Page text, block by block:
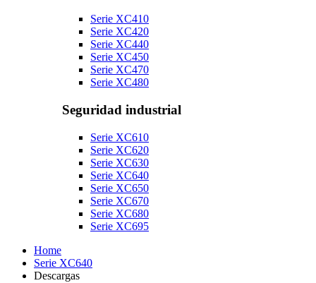
Serie XC410
Serie XC420
Serie XC440
Serie XC450
Serie XC470
Serie XC480
Seguridad industrial
Serie XC610
Serie XC620
Serie XC630
Serie XC640
Serie XC650
Serie XC670
Serie XC680
Serie XC695
Home
Serie XC640
Descargas